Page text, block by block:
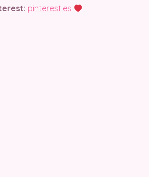
pinterest.es